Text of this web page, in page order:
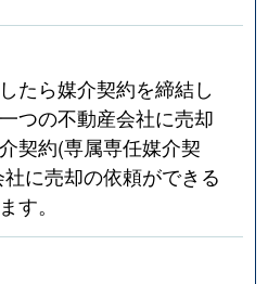
たら媒介契約を締結し
つの不動産会社に売却
契約(専属専任媒介契
に売却の依頼ができる
す。